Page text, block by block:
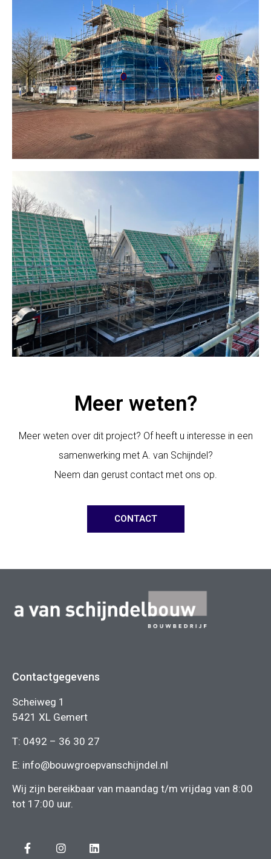
Meer weten?
Meer weten over dit project? Of heeft u interesse in een
samenwerking met A. van Schijndel?
Neem dan gerust contact met ons op.
CONTACT
Contactgegevens
Scheiweg 1
5421 XL Gemert
T: 0492 – 36 30 27
E: info@bouwgroepvanschijndel.nl
Wij zijn bereikbaar van maandag t/m vrijdag van 8:00
tot 17:00 uur.